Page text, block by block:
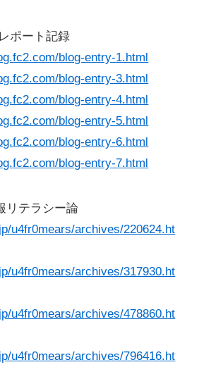
ポート記録
blog-entry-1.html
blog-entry-3.html
blog-entry-4.html
blog-entry-5.html
blog-entry-6.html
blog-entry-7.html
テラシー論
u4fr0mears/archives/220624.ht
u4fr0mears/archives/317930.ht
u4fr0mears/archives/478860.ht
u4fr0mears/archives/796416.ht